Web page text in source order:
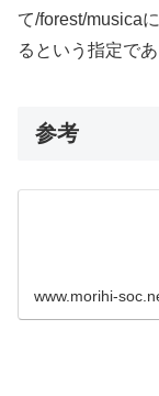
て/forest/musica
るという指定であ
参考
www.morihi-